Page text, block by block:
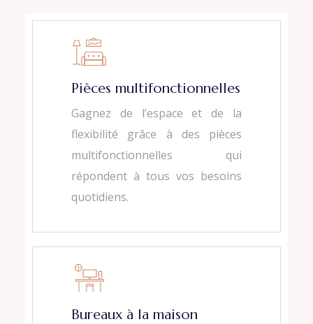
Pièces multifonctionnelles
Gagnez de l’espace et de la
flexibilité grâce à des pièces
multifonctionnelles qui
répondent à tous vos besoins
quotidiens.
Bureaux à la maison